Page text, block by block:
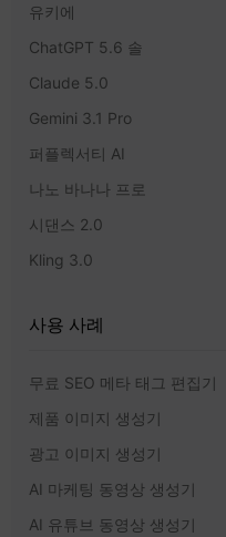
유키에
ChatGPT 5.6 솔
Claude 5.0
Gemini 3.1 Pro
퍼플렉서티 AI
나노 바나나 프로
시댄스 2.0
Kling 3.0
사용 사례
무료 SEO 메타 태그 편집기
제품 이미지 생성기
광고 이미지 생성기
AI 마케팅 동영상 생성기
AI 유튜브 동영상 생성기